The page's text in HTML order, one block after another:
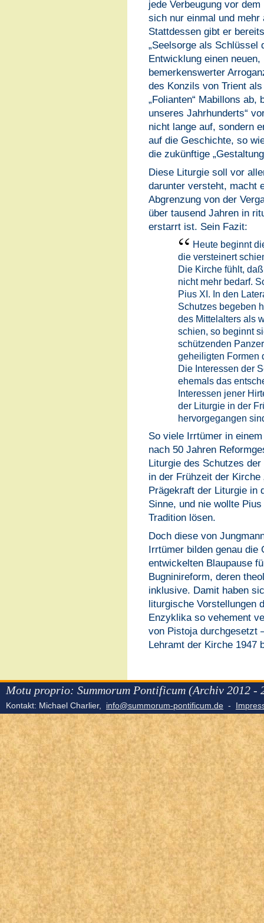
jede Verbeugung vor
sich nur einmal und
Stattdessen gibt er
„Seelsorge als Schlüssel
Entwicklung einen
bemerkenswerter
des Konzils von Trient
„Folianten“ Mabillons ab,
unseres Jahrhunderts“
nicht lange auf, sondern
auf die Geschichte, so
die zukünftige
Diese Liturgie soll vor
darunter versteht, macht
Abgrenzung von der
über tausend Jahren in
erstarrt ist. Sein Fazit:
Heute beginnt
die versteinert
Die Kirche fühlt,
nicht mehr bedarf.
Pius XI. In den
Schutzes begeben
des Mittelalters als
schien, so beginnt
schützenden
geheiligten Formen
Die Interessen der
ehemals das
Interessen jener
der Liturgie in der
hervorgegangen
So viele Irrtümer in
nach 50 Jahren
Liturgie des Schutzes
in der Frühzeit der Kirche
Prägekraft der Liturgie in
Sinne, und nie wollte
Tradition lösen.
Doch diese von
Irrtümer bilden genau die
entwickelten Blaupause
Bugninireform, deren
inklusive. Damit haben
liturgische Vorstellungen
Enzyklika so vehement
von Pistoja durchgesetzt
Lehramt der Kirche 1947
Motu proprio: Summorum Pontificum (Archiv 2012 -
Kontakt: Michael Charlier, info@summorum-pontificum.de -